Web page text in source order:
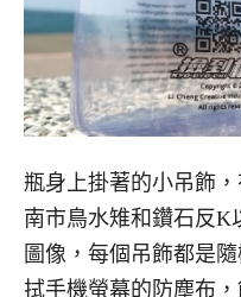
瓶身上掛著的小吊飾
南市鳥水雉和鑽石反K
圖像，每個吊飾都是
拭手機螢幕的防塵布